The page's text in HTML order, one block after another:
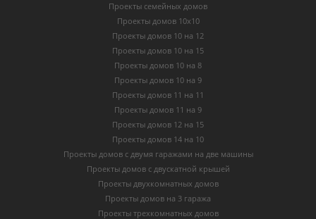
Проекты семейных домов
Проекты домов 10х10
Проекты домов 10 на 12
Проекты домов 10 на 15
Проекты домов 10 на 8
Проекты домов 10 на 9
Проекты домов 11 на 11
Проекты домов 11 на 9
Проекты домов 12 на 15
Проекты домов 14 на 10
Проекты домов с двумя гаражами на две машины
Проекты домов с двускатной крышей
Проекты двухкомнатных домов
Проекты домов на 3 гаража
Проекты трехкомнатных домов